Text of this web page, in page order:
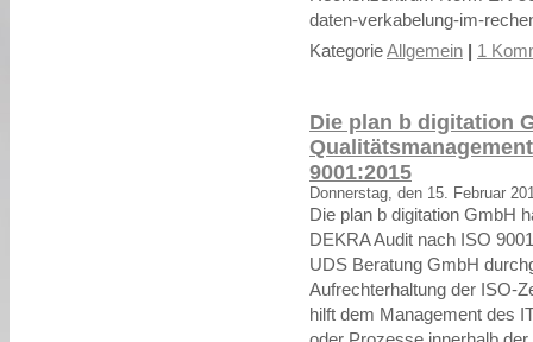
daten-verkabelung-im-
KategorieAllgemein | 1
Die plan b digitation
9001:2015
Donnerstag, den 15. Februar
Die plan b digitation GmbH
DEKRA Audit nach ISO
UDS Beratung GmbH
Aufrechterhaltung der ISO-
hilft dem Management des